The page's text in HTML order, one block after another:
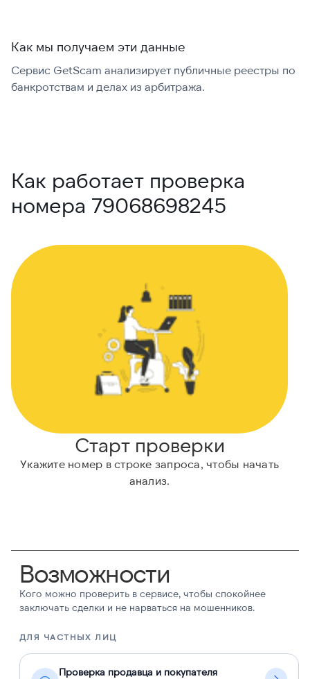
Как мы получаем эти данные
Сервис GetScam анализирует публичные реестры по
банкротствам и делах из арбитража.
Как работает проверка
номера 79068698245
Старт проверки
Укажите номер в строке запроса, чтобы начать
анализ.
Возможности
Кого можно проверить в сервисе, чтобы спокойнее
заключать сделки и не нарваться на мошенников.
ДЛЯ ЧАСТНЫХ ЛИЦ
Проверка продавца и покупателя